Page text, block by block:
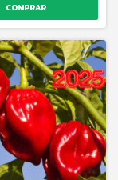
COMPRAR